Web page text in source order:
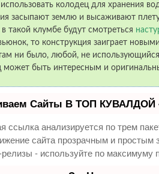
колодец для хранения
засыпают землю и высаживают
такой клумбе будут смотреться
то конструкция заиграет
ни было, любой, не
может быть интересным и
Сайты В ТОП КУВАЛДОЙ
ссылка анализируется по трем
сайта прозрачным и
релизы - используйте по